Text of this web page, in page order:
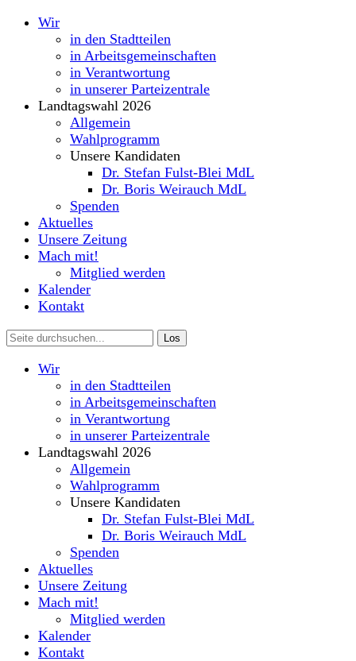
Wir
in den Stadtteilen
in Arbeitsgemeinschaften
in Verantwortung
in unserer Parteizentrale
Landtagswahl 2026
Allgemein
Wahlprogramm
Unsere Kandidaten
Dr. Stefan Fulst-Blei MdL
Dr. Boris Weirauch MdL
Spenden
Aktuelles
Unsere Zeitung
Mach mit!
Mitglied werden
Kalender
Kontakt
Wir
in den Stadtteilen
in Arbeitsgemeinschaften
in Verantwortung
in unserer Parteizentrale
Landtagswahl 2026
Allgemein
Wahlprogramm
Unsere Kandidaten
Dr. Stefan Fulst-Blei MdL
Dr. Boris Weirauch MdL
Spenden
Aktuelles
Unsere Zeitung
Mach mit!
Mitglied werden
Kalender
Kontakt